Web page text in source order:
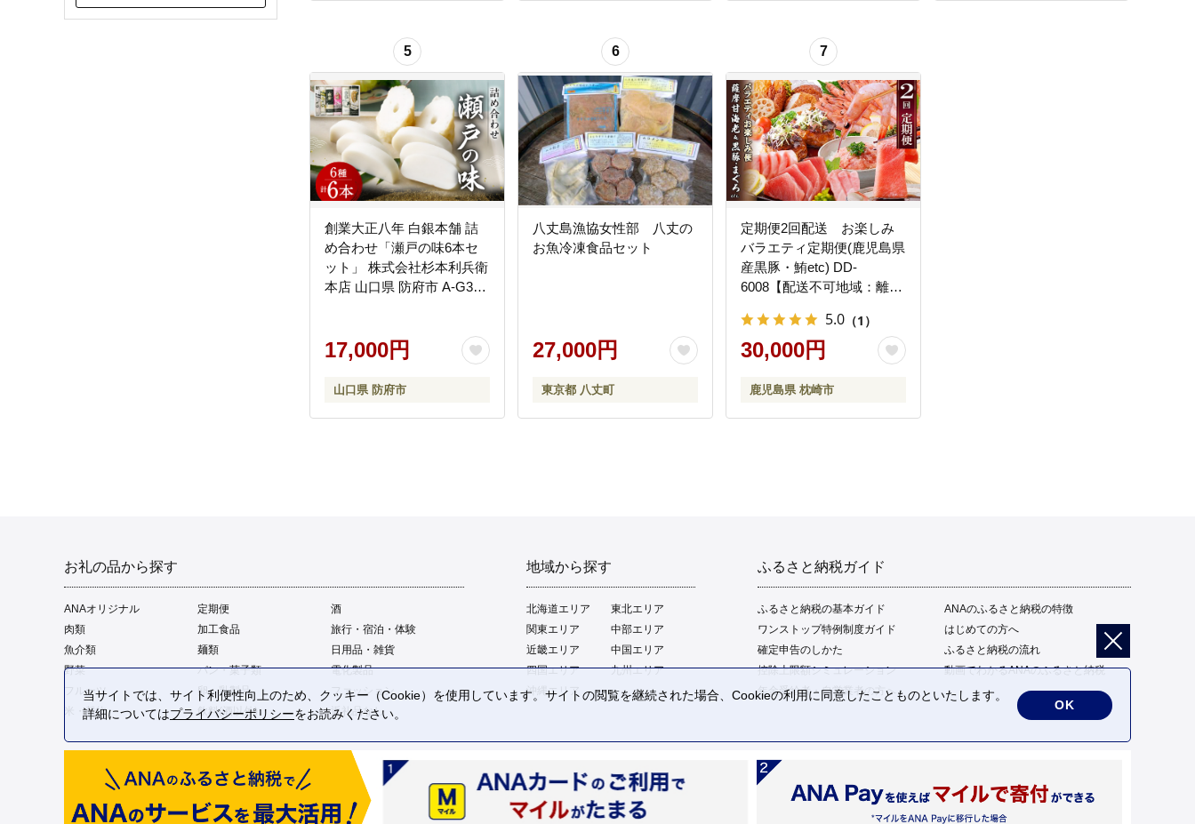
5
創業大正八年 白銀本舗 詰
め合わせ「瀬戸の味6本セ
ット」 株式会社杉本利兵衛
本店 山口県 防府市 A-G31
贈答 木くらげ 卵 おつまみ
お取り寄せ
17,000円
山口県 防府市
6
八丈島漁協女性部 八丈の
お魚冷凍食品セット
27,000円
東京都 八丈町
7
定期便2回配送 お楽しみ
バラエティ定期便(鹿児島県
産黒豚・鮪etc) DD-
6008【配送不可地域：離
5.0 （1）
30,000円
鹿児島県 枕崎市
お礼の品から探す
ANAオリジナル 定期便
酒
肉類
加工食品
旅行・宿泊・体験
魚介類
麺類
日用品・雑貨
野菜
パン・菓子類
電化製品
フルーツ
卵・乳製品
ファッション
米・穀物
飲料(酒以外) 返礼品なし
地域から探す
北海道エリア
東北エリア
関東エリア
中部エリア
近畿エリア
中国エリア
四国エリア
九州エリア
沖縄エリア
ふるさと納税ガイド
ふるさと納税の基本ガイド
ANAのふるさと納税の特徴
ワンストップ特例制度ガイド
はじめての方へ
確定申告のしかた
ふるさと納税の流れ
控除上限額シミュレーション
動画でわかるANAのふるさと納税
年金受給者・自営業者の方へ
当サイトでは、サイト利便性向上のため、クッキー（Cookie）を使用しています。サイトの閲覧を継続された場合、Cookieの利用に同意したことものといたします。
詳細についてはプライバシーポリシーをお読みください。
OK